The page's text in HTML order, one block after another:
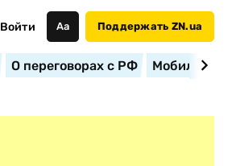
Войти Аа Поддержать ZN.ua
О переговорах с РФ